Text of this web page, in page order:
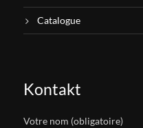
Catalogue
Kontakt
Votre nom (obligatoire)